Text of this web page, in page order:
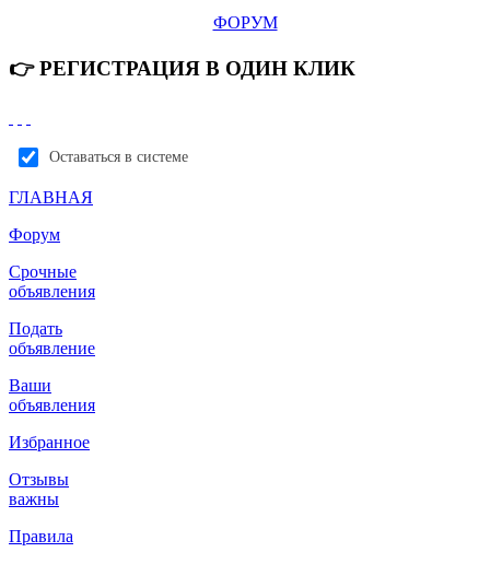
ФОРУМ
👉 РЕГИСТРАЦИЯ В ОДИН КЛИК
Оставаться в системе
ГЛАВНАЯ
Форум
Срочные
объявления
Подать
объявление
Ваши
объявления
Избранное
Отзывы
важны
Правила